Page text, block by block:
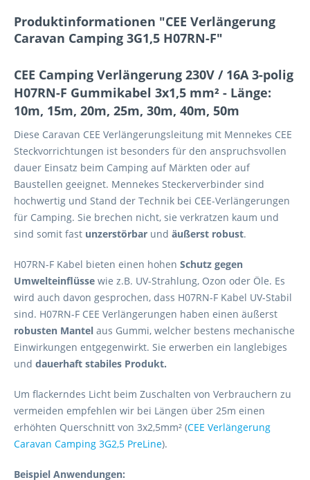
Produktinformationen "CEE Verlängerung
Caravan Camping 3G1,5 H07RN-F"
CEE Camping Verlängerung 230V / 16A 3-polig
H07RN-F Gummikabel 3x1,5 mm² - Länge:
10m, 15m, 20m, 25m, 30m, 40m, 50m
Diese Caravan CEE Verlängerungsleitung mit Mennekes CEE
Steckvorrichtungen ist besonders für den anspruchsvollen
dauer Einsatz beim Camping auf Märkten oder auf
Baustellen geeignet. Mennekes Steckerverbinder sind
hochwertig und Stand der Technik bei CEE-Verlängerungen
für Camping. Sie brechen nicht, sie verkratzen kaum und
sind somit fast unzerstörbar und äußerst robust.
H07RN-F Kabel bieten einen hohen Schutz gegen
Umwelteinflüsse wie z.B. UV-Strahlung, Ozon oder Öle. Es
wird auch davon gesprochen, dass H07RN-F Kabel UV-Stabil
sind. H07RN-F CEE Verlängerungen haben einen äußerst
robusten Mantel aus Gummi, welcher bestens mechanische
Einwirkungen entgegenwirkt. Sie erwerben ein langlebiges
und dauerhaft stabiles Produkt.
Um flackerndes Licht beim Zuschalten von Verbrauchern zu
vermeiden empfehlen wir bei Längen über 25m einen
erhöhten Querschnitt von 3x2,5mm² (CEE Verlängerung
Caravan Camping 3G2,5 PreLine).
Beispiel Anwendungen: